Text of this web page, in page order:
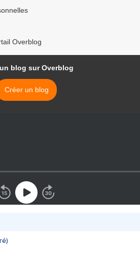
Overblog
blog sur Overblog
Créer un blog